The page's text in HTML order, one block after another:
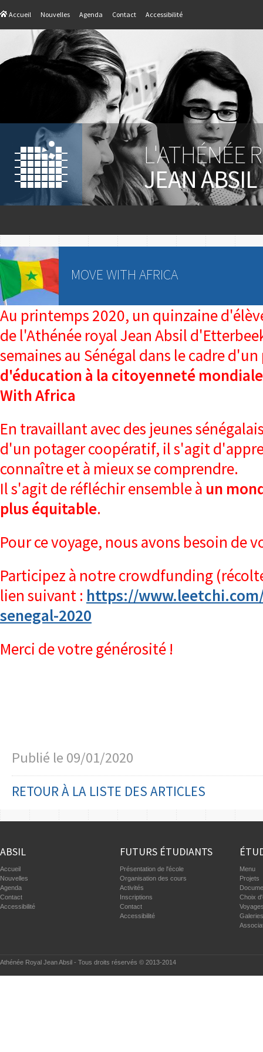
Accueil Nouvelles Agenda Contact Accessibilité
L'ATHÉNÉE
JEAN ABSIL
MOVE WITH AFRICA
Au printemps 2020, un quinzaine
de l'Athénée royal Jean Absil
semaines au Sénégal dans le cadre d'un
d'éducation à la citoyenneté
With Africa
En travaillant avec des jeunes
d'un potager coopératif, il s'agit
connaître et à mieux se comprendre.
Il s'agit de réfléchir ensemble à un
plus équitable.
Pour ce voyage, nous avons besoin de
Participez à notre crowdfunding
lien suivant : https://
senegal-2020
Merci de votre générosité !
Publié le 09/01/2020
RETOUR À LA LISTE DES ARTICLES
ABSIL
Accueil
Nouvelles
Agenda
Contact
Accessibilité
FUTURS ÉTUDIANTS
Présentation de l'école
Organisation des cours
Activités
Inscriptions
Contact
Accessibilité
Menu
Projets
Choix
Athénée Royal Jean Absil - Tous droits réservés © 2013-2014